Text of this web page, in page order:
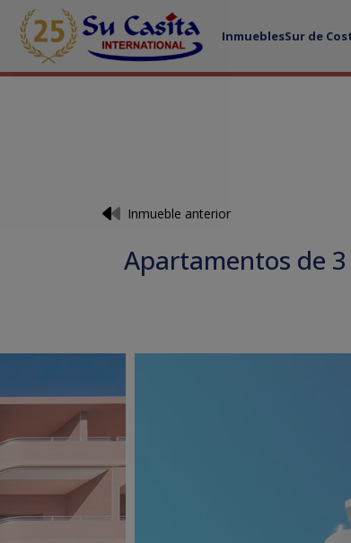
InmueblesSur de
Inmueble anterior
Apartamentos de